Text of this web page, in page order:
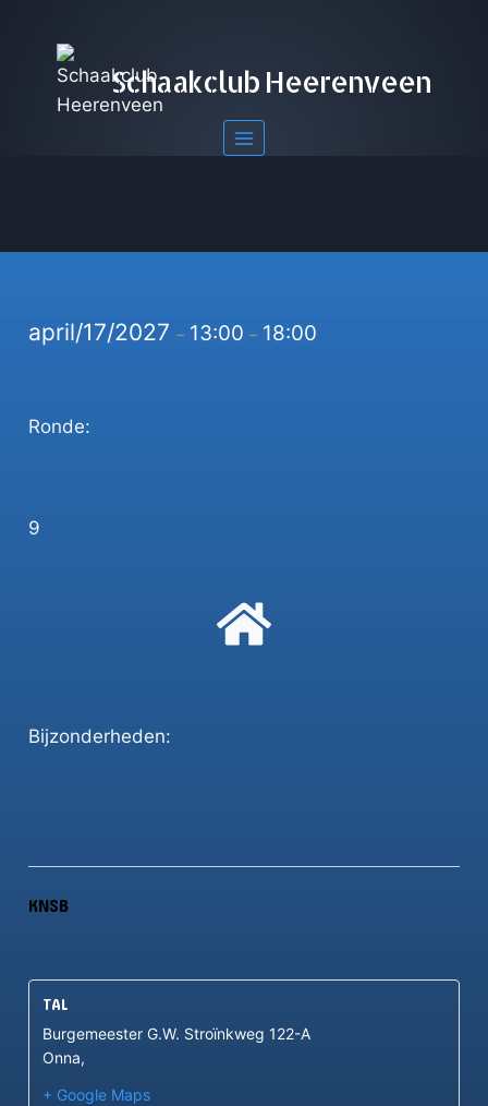
inhoud
Schaakclub Heerenveen
april/17/2027 – 13:00 – 18:00
Ronde:
9
Bijzonderheden:
KNSB
TAL
Burgemeester G.W. Stroïnkweg 122-A
Onna,
+ Google Maps